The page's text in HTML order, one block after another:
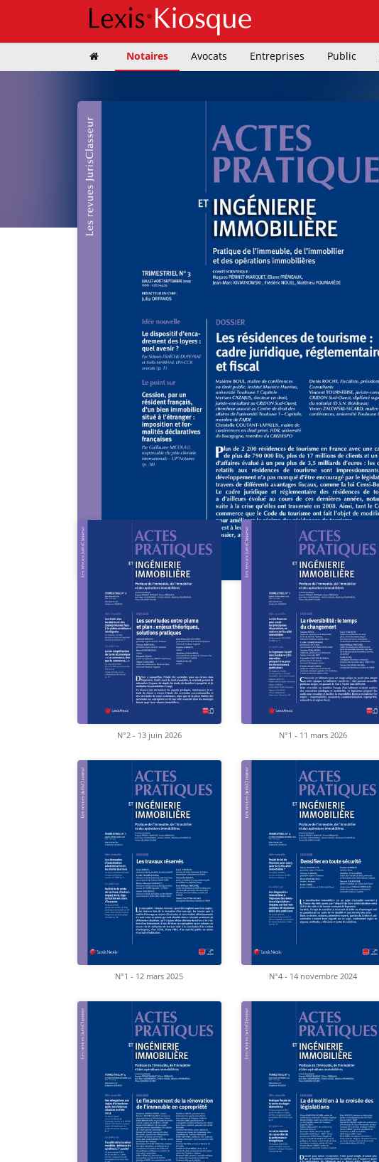
Notaires Avocats Entreprises Public
N°2 - 13 juin 2026 N°1 - 11 mars 2026
N°1 - 12 mars 2025 N°4 - 14 novembre 2024